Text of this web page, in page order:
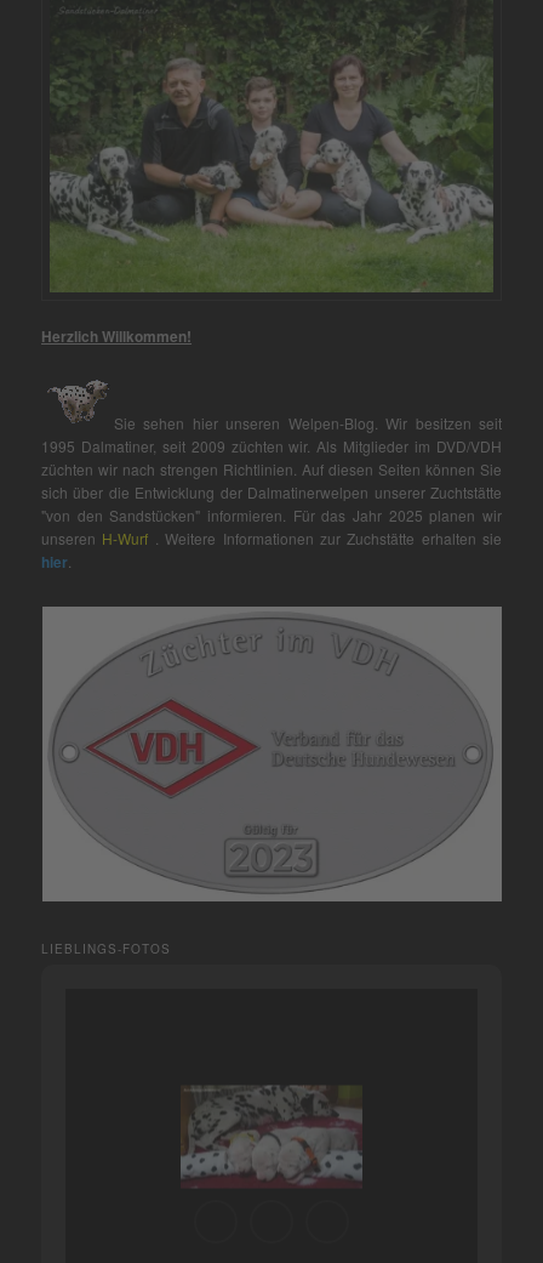
Herzlich Willkommen!
Sie sehen hier unseren Welpen-Blog. Wir besitzen seit
1995 Dalmatiner, seit 2009 züchten wir. Als Mitglieder im DVD/VDH
züchten wir nach strengen Richtlinien. Auf diesen Seiten können Sie
sich über die Entwicklung der Dalmatinerwelpen unserer Zuchtstätte
"von den Sandstücken" informieren. Für das Jahr 2025 planen wir
unseren H-Wurf . Weitere Informationen zur Zuchstätte erhalten sie
hier.
LIEBLINGS-FOTOS